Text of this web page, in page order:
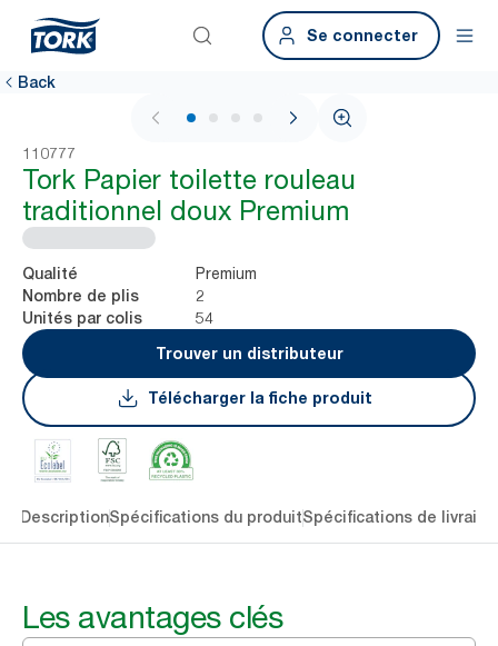
Se connecter
Back
1 / 4
110777
Tork Papier toilette rouleau
traditionnel doux Premium
Qualité Premium
Nombre de plis 2
Unités par colis
54
Trouver un distributeur
Télécharger la fiche produit
DescriptionSpécifications du produitSpécifications de
Les avantages clés